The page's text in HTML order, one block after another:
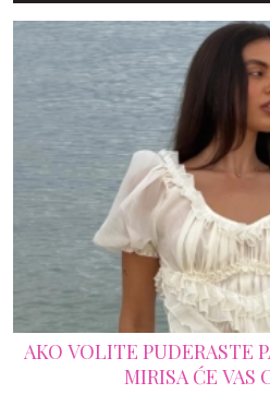
AKO VOLITE PUDERASTE
MIRISA ĆE VAS